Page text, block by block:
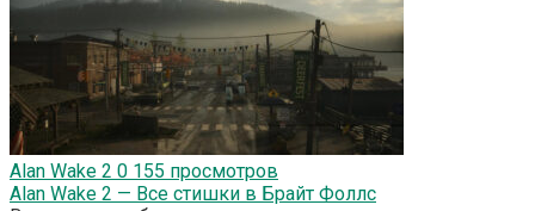
Alan Wake 2 0 155 просмотров
Alan Wake 2 — Все стишки в Брайт Фоллс